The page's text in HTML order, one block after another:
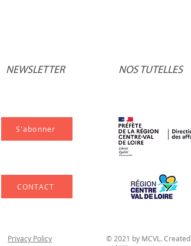
NEWSLETTER
S'abonner
CONTACT
NOS TUTELLES
Privacy Policy
© 2021 by MCVL. Created